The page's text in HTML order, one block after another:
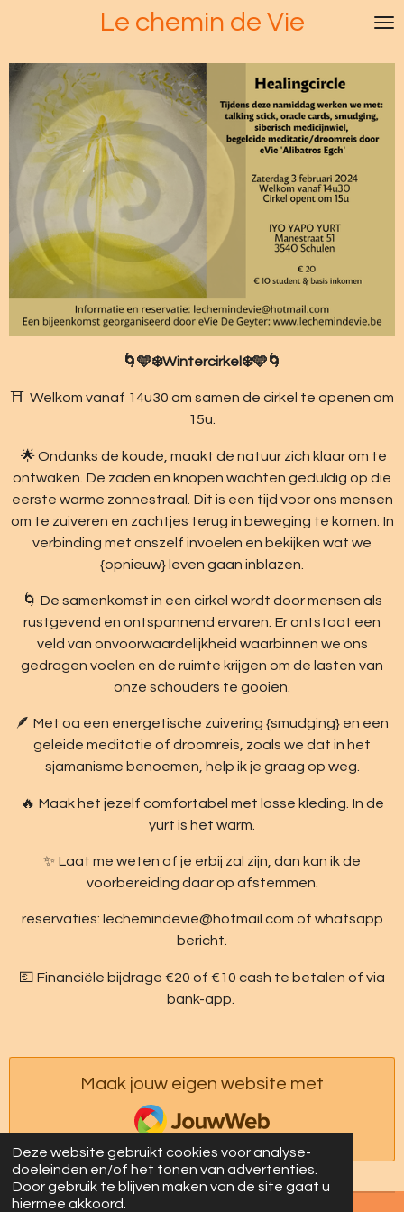
Deze website gebruikt cookies voor analyse-
doeleinden en/of het tonen van advertenties.
Door gebruik te blijven maken van de site gaat u
hiermee akkoord.
naar
de
hoofdinhoud
Le chemin de Vie
🌀🩵❄️Wintercirkel❄️🩵🌀
⛩️ Welkom vanaf 14u30 om samen de cirkel te openen om
15u.
🌟 Ondanks de koude, maakt de natuur zich klaar om te
ontwaken. De zaden en knopen wachten geduldig op die
eerste warme zonnestraal. Dit is een tijd voor ons mensen
om te zuiveren en zachtjes terug in beweging te komen. In
verbinding met onszelf invoelen en bekijken wat we
{opnieuw} leven gaan inblazen.
🌀 De samenkomst in een cirkel wordt door mensen als
rustgevend en ontspannend ervaren. Er ontstaat een
veld van onvoorwaardelijkheid waarbinnen we ons
gedragen voelen en de ruimte krijgen om de lasten van
onze schouders te gooien.
🪶 Met oa een energetische zuivering {smudging} en een
geleide meditatie of droomreis, zoals we dat in het
sjamanisme benoemen, help ik je graag op weg.
🔥 Maak het jezelf comfortabel met losse kleding. In de
yurt is het warm.
✨ Laat me weten of je erbij zal zijn, dan kan ik de
voorbereiding daar op afstemmen.
reservaties: lechemindevie@hotmail.com of whatsapp
bericht.
💶 Financiële bijdrage €20 of €10 cash te betalen of via
bank-app.
Maak jouw eigen website met
JouwWeb